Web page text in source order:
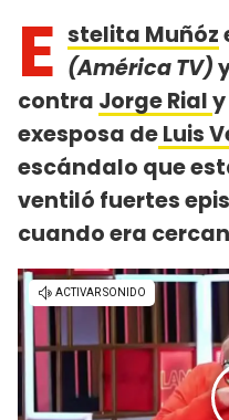
E stelita Muñóz
(América TV)
contra Jorge Rialy
exesposa deLuis
escándalo que
ventiló fuertes
cuando era